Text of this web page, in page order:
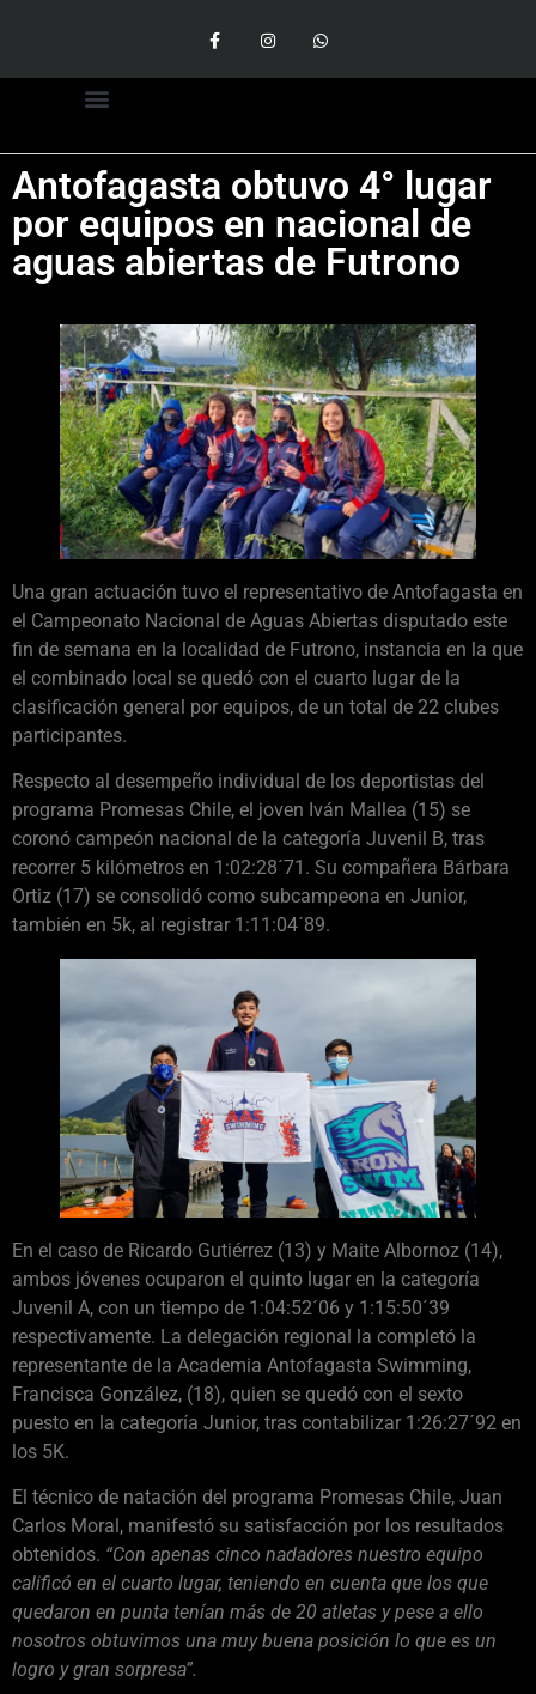
Antofagasta obtuvo 4° lugar
por equipos en nacional de
aguas abiertas de Futrono
Una gran actuación tuvo el representativo de Antofagasta en
el Campeonato Nacional de Aguas Abiertas disputado este
fin de semana en la localidad de Futrono, instancia en la que
el combinado local se quedó con el cuarto lugar de la
clasificación general por equipos, de un total de 22 clubes
participantes.
Respecto al desempeño individual de los deportistas del
programa Promesas Chile, el joven Iván Mallea (15) se
coronó campeón nacional de la categoría Juvenil B, tras
recorrer 5 kilómetros en 1:02:28´71. Su compañera Bárbara
Ortiz (17) se consolidó como subcampeona en Junior,
también en 5k, al registrar 1:11:04´89.
En el caso de Ricardo Gutiérrez (13) y Maite Albornoz (14),
ambos jóvenes ocuparon el quinto lugar en la categoría
Juvenil A, con un tiempo de 1:04:52´06 y 1:15:50´39
respectivamente. La delegación regional la completó la
representante de la Academia Antofagasta Swimming,
Francisca González, (18), quien se quedó con el sexto
puesto en la categoría Junior, tras contabilizar 1:26:27´92 en
los 5K.
El técnico de natación del programa Promesas Chile, Juan
Carlos Moral, manifestó su satisfacción por los resultados
obtenidos. “Con apenas cinco nadadores nuestro equipo
calificó en el cuarto lugar, teniendo en cuenta que los que
quedaron en punta tenían más de 20 atletas y pese a ello
nosotros obtuvimos una muy buena posición lo que es un
logro y gran sorpresa”.